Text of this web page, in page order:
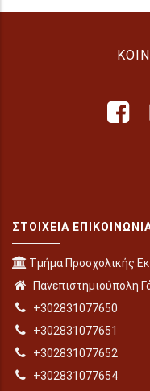
ΣΤΟΙΧΕΊΑ
Τμήμα Προσχολικής
Πανεπιστημιούπολη
+302831077650
+302831077651
+302831077652
+302831077654